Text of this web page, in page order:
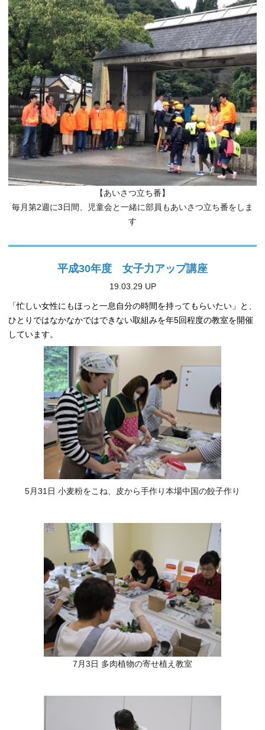
【あいさつ立ち番】
毎月第2週に3日間、児童会と一緒に部員もあいさつ立ち番をしま
す
平成30年度 女子力アップ講座
19.03.29 UP
「忙しい女性にもほっと一息自分の時間を持ってもらいたい」と、
ひとりではなかなかではできない取組みを年5回程度の教室を開催
しています。
5月31日 小麦粉をこね、皮から手作り本場中国の餃子作り
7月3日 多肉植物の寄せ植え教室